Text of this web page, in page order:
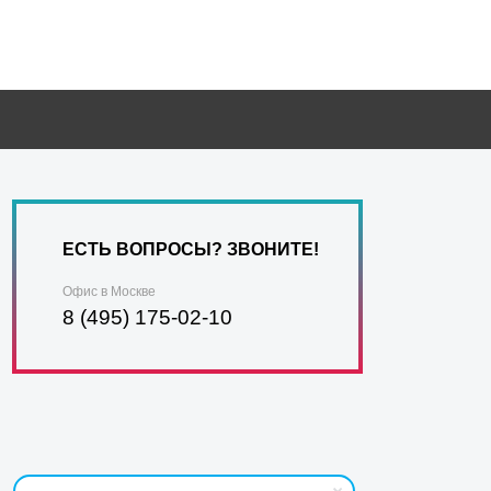
ЕСТЬ ВОПРОСЫ? ЗВОНИТЕ!
Офис в Москве
8 (495) 175-02-10